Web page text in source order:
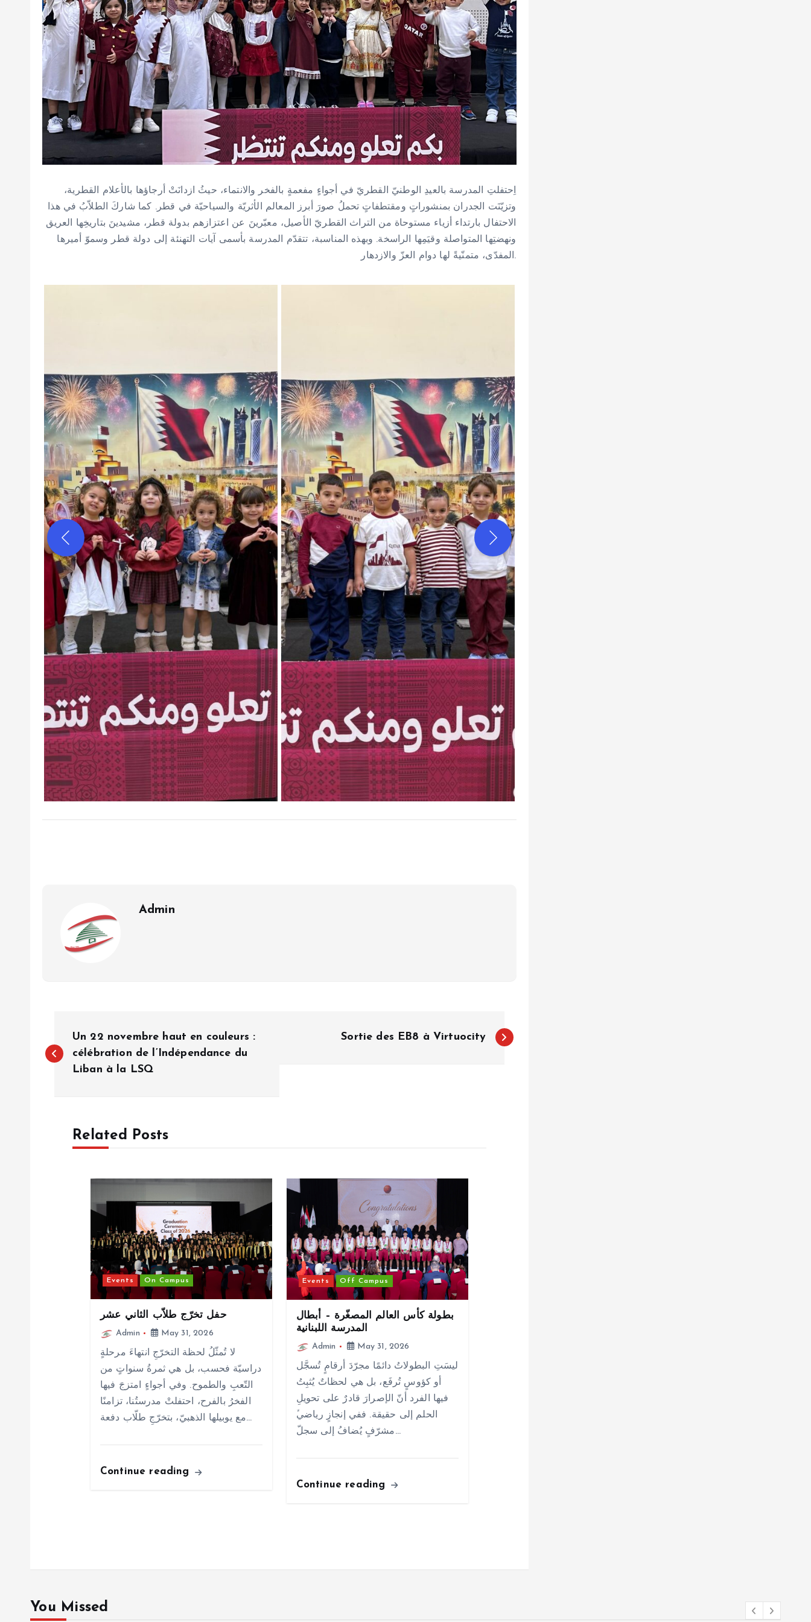
اِحتفلتِ المدرسة بالعيدِ الوطنيّ القطريّ في أجواءٍ مفعمةٍ بالفخر والانتماء، حيثُ ازدانَتْ أرجاؤها بالأعلام القطرية،
وتزيّنَت الجدران بمنشوراتٍ ومقتطفاتٍ تحملُ صورَ أبرز المعالم الأثريّة والسياحيّة في قطر. كما شاركَ الطلاّبُ في هذا
الاحتفال بارتداء أزياء مستوحاة من التراث القطريّ الأصيل، معبّرينَ عن اعتزازهم بدولة قطر، مشيدينَ بتاريخِها العريق
ونهضتِها المتواصلة وقيَمِها الراسخة. وبهذه المناسبة، تتقدّم المدرسة بأسمى آيات التهنئة إلى دولة قطر وسموّ أميرها
المفدّى، متمنّيةً لها دوام العزّ والازدهار.
Admin
o
Un 22 novembre haut en couleurs :
célébration de l’Indépendance du
Liban à la LSQ
Sortie des EB8 à Virtuocity
Related Posts
Events On Campus
حفل تخرّج طلاّب الثاني عشر
Admin May 31, 2026
لا تُمثّلُ لحظة التخرّجِ انتهاءَ مرحلةٍ
دراسيّة فحسب، بل هي ثمرةُ سنواتٍ من
التّعبِ والطموح. وفي أجواءٍ امتزجَ فيها
الفخرُ بالفرح، احتفلتْ مدرستُنا، تزامنًا
مع يوبيلها الذهبيّ، بتخرّجِ طلّاب دفعة…
Continue reading
Events Off Campus
بطولة كأس العالم المصغّرة – أبطال
المدرسة اللبنانية
Admin May 31, 2026
ليسَتِ البطولاتُ دائمًا مجرّدَ أرقامٍ تُسجَّل
أو كؤوسٍ تُرفَع، بل هي لحظاتٌ يُثبِتُ
فيها الفرد أنّ الإصرارَ قادرٌ على تحويلِ
الحلم إلى حقيقة. ففي إنجازٍ رياضيﱟ
مشرّفٍ يُضافُ إلى سجلّ…
Continue reading
You Missed